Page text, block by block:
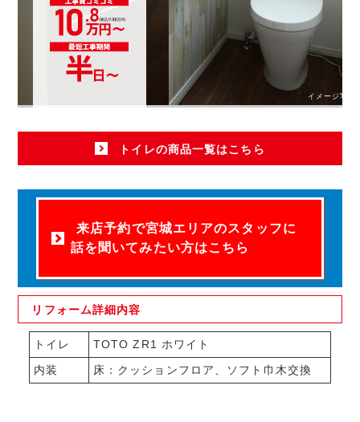
イメージ写真
トイレの商品一覧はこちら
来店予約で宮城エリアのスタッフに
話を聞いてみたい方はこちら
リフォーム詳細内容
トイレ
TOTO ZR1 ホワイト
内装
床：クッションフロア、ソフト巾木交換